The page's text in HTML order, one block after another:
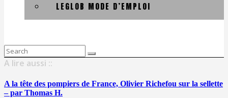
LEGLOB MODE D’EMPLOI
Search
for:
A lire aussi ::
A la tête des pompiers de France, Olivier Richefou sur la sellette
– par Thomas H.